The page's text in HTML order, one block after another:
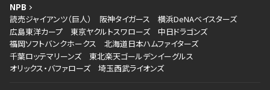
NPB
読売ジャイアンツ（巨人）
阪神タイガース
横浜DeNAベイスターズ
広島東洋カープ
東京ヤクルトスワローズ
中日ドラゴンズ
福岡ソフトバンクホークス
北海道日本ハムファイターズ
千葉ロッテマリーンズ
東北楽天ゴールデンイーグルス
オリックス・バファローズ
埼玉西武ライオンズ